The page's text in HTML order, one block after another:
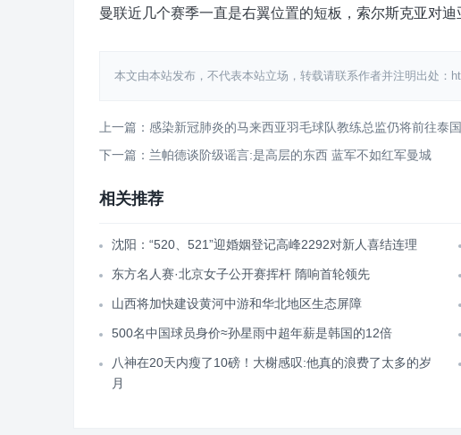
曼联近几个赛季一直是右翼位置的短板，索尔斯克亚对迪
本文由本站发布，不代表本站立场，转载请联系作者并注明出处：
上一篇：感染新冠肺炎的马来西亚羽毛球队教练总监仍将前往泰国
下一篇：兰帕德谈阶级谣言:是高层的东西 蓝军不如红军曼城
相关推荐
沈阳：“520、521”迎婚姻登记高峰2292对新人喜结连理
东方名人赛·北京女子公开赛挥杆 隋响首轮领先
山西将加快建设黄河中游和华北地区生态屏障
500名中国球员身价≈孙星雨中超年薪是韩国的12倍
八神在20天内瘦了10磅！大榭感叹:他真的浪费了太多的岁
月